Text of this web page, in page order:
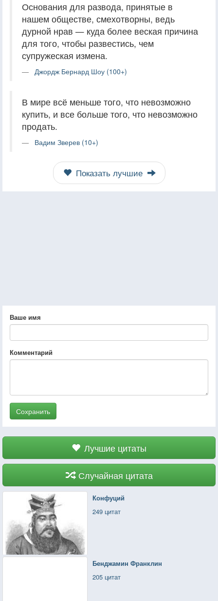
Основания для развода, принятые в
нашем обществе, смехотворны, ведь
дурной нрав — куда более веская причина
для того, чтобы развестись, чем
супружеская измена.
Джордж Бернард Шоу (100+)
В мире всё меньше того, что невозможно
купить, и все больше того, что невозможно
продать.
Вадим Зверев (10+)
Показать лучшие
Ваше имя
Комментарий
Сохранить
Лучшие цитаты
Случайная цитата
Конфуций
249 цитат
Бенджамин Франклин
205 цитат